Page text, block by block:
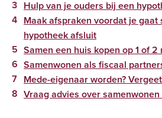
Hulp van je ouders bij een
Maak afspraken voordat je gaat
hypotheek afsluit
Samen een huis kopen op 1 of 2
Samenwonen als fiscaal
Mede-eigenaar worden?
Vraag advies over